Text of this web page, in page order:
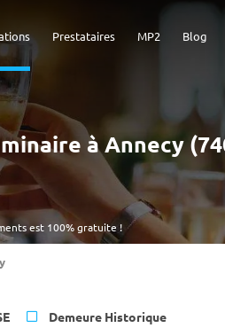
Blog
MP2
Prestataires
est 100% gratuite !
à Annecy
Demeure Historique